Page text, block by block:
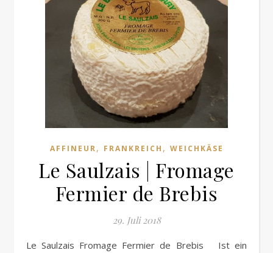
AFFINEUR, FRANKREICH , WEICHKÄSE
Le Saulzais | Fromage
Fermier de Brebis
29. Juli 2018
Le Saulzais Fromage Fermier de Brebis Ist ein